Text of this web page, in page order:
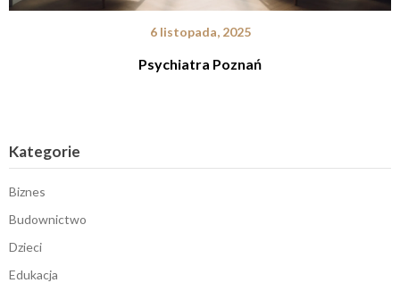
6 listopada, 2025
Psychiatra Poznań
Kategorie
Biznes
Budownictwo
Dzieci
Edukacja